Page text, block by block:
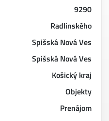
9290
Radlinského
Spišská Nová Ves
Spišská Nová Ves
Košický kraj
Objekty
Prenájom